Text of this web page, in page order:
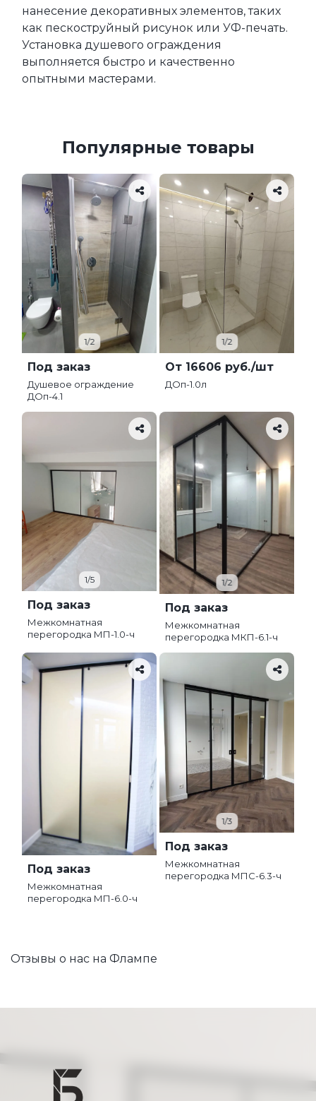
нанесение декоративных элементов, таких
как пескоструйный рисунок или УФ-печать.
Установка душевого ограждения
выполняется быстро и качественно
опытными мастерами.
Популярные товары
1/2
Под заказ
Душевое ограждение
ДОп-4.1
1/2
От 16606 руб./шт
ДОп-1.0л
1/5
Под заказ
Межкомнатная
перегородка МП-1.0-ч
1/2
Под заказ
Межкомнатная
перегородка МКП-6.1-ч
Под заказ
Межкомнатная
перегородка МП-6.0-ч
1/3
Под заказ
Межкомнатная
перегородка МПС-6.3-ч
Отзывы о нас на Флампе